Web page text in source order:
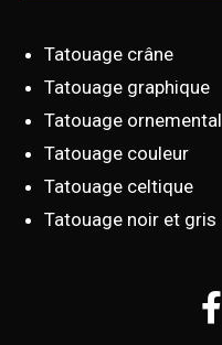
Tatouage crâne
Tatouage graphique
Tatouage ornemental
Tatouage couleur
Tatouage celtique
Tatouage noir et gris